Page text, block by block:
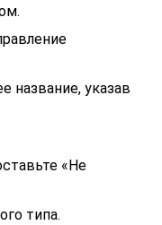
название, указав
«Не
типа.